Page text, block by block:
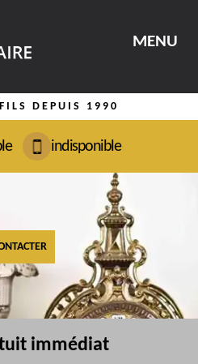
MENU
DEPUIS 1990
indisponible
immédiat